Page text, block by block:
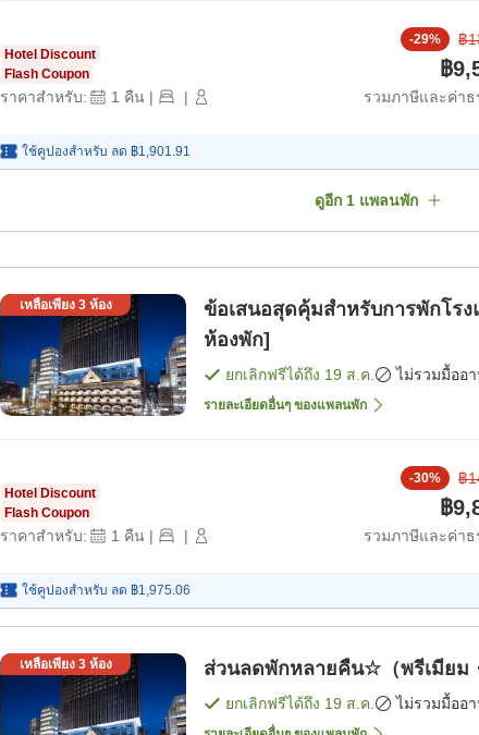
Hotel Discount
Flash Coupon
ราคาสำหรับ: 1 คืน | |
-29% ฿
฿
รวมภาษีและค่าธ
ใช้คูปองสำหรับ ลด ฿1,901.91
ดูอีก 1แพลนพัก
เหลือเพียง 3ห้อง
ข้อเสนอสุดคุ้มสำหรับการพักโร
ห้องพัก]
ยกเลิกฟรีได้ถึง 19 ส.ค. ไม่รวมมื้ออ
รายละเอียดอื่นๆ ของแพลนพัก
Hotel Discount
Flash Coupon
ราคาสำหรับ: 1 คืน | |
-30% ฿
฿
รวมภาษีและค่าธ
ใช้คูปองสำหรับ ลด ฿1,975.06
เหลือเพียง 3ห้อง ส่วนลดพักหลายคืน☆（พรีเมียม
ยกเลิกฟรีได้ถึง 19 ส.ค. ไม่รวมมื้ออ